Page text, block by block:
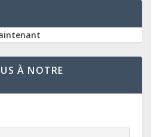
À NOTRE